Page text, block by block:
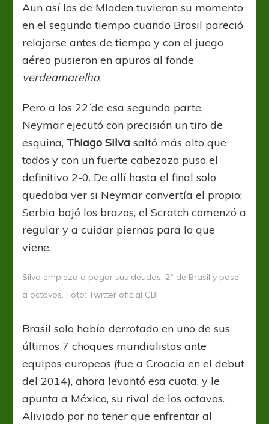
Aun así los de Mladen tuvieron su momento
en el segundo tiempo cuando Brasil pareció
relajarse antes de tiempo y con el juego
aéreo pusieron en apuros al fonde
verdeamarelho.
Pero a los 22´de esa segunda parte,
Neymar ejecutó con precisión un tiro de
esquina, Thiago Silva saltó más alto que
todos y con un fuerte cabezazo puso el
definitivo 2-0. De allí hasta el final solo
quedaba ver si Neymar convertía el propio;
Serbia bajó los brazos, el Scratch comenzó a
regular y a cuidar piernas para lo que
viene.
Silva empieza a pagar sus deudas. 2° de Brasil y pase
a octavos. Foto: Twitter oficial CBF
Brasil solo había derrotado en uno de sus
últimos 7 choques mundialistas ante
equipos europeos (fue a Croacia en el debut
del 2014), ahora levantó esa cuota, y le
apunta a México, su rival de los octavos.
Aliviado por no tener que enfrentar al